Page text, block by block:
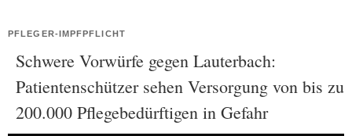
PFLEGER-IMPFPFLICHT
Schwere Vorwürfe gegen Lauterbach:
Patientenschützer sehen Versorgung von bis zu
200.000 Pflegebedürftigen in Gefahr